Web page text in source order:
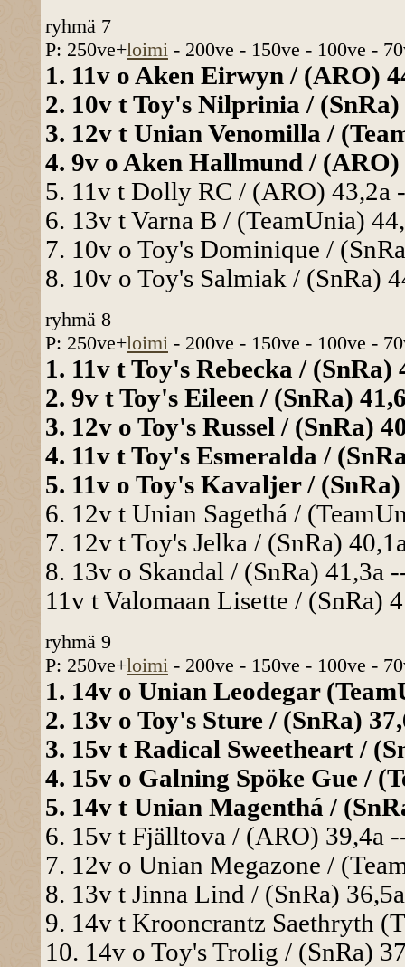
ryhmä 7
P: 250ve+loimi - 200ve - 150ve - 100ve -
1. 11v o Aken Eirwyn / (ARO)
2. 10v t Toy's Nilprinia / (SnRa)
3. 12v t Unian Venomilla /
4. 9v o Aken Hallmund / (ARO)
5. 11v t Dolly RC / (ARO) 43,2a
6. 13v t Varna B / (TeamUnia)
7. 10v o Toy's Dominique /
8. 10v o Toy's Salmiak / (SnRa)
ryhmä 8
P: 250ve+loimi - 200ve - 150ve - 100ve -
1. 11v t Toy's Rebecka / (SnRa)
2. 9v t Toy's Eileen / (SnRa)
3. 12v o Toy's Russel / (SnRa)
4. 11v t Toy's Esmeralda /
5. 11v o Toy's Kavaljer /
6. 12v t Unian Sagethá /
7. 12v t Toy's Jelka / (SnRa)
8. 13v o Skandal / (SnRa) 41,3a
11v t Valomaan Lisette / (SnRa)
ryhmä 9
P: 250ve+loimi - 200ve - 150ve - 100ve -
1. 14v o Unian Leodegar
2. 13v o Toy's Sture / (SnRa)
3. 15v t Radical Sweetheart /
4. 15v o Galning Spöke Gue /
5. 14v t Unian Magenthá /
6. 15v t Fjälltova / (ARO) 39,4a
7. 12v o Unian Megazone /
8. 13v t Jinna Lind / (SnRa)
9. 14v t Krooncrantz Saethryth
10. 14v o Toy's Trolig / (SnRa)